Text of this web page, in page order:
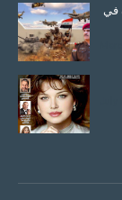
في